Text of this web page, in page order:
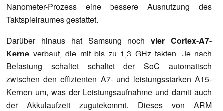
Nanometer-Prozess eine bessere Ausnutzung des
Taktspielraumes gestattet.
Darüber hinaus hat Samsung nochvier Cortex-A7-
Kerne verbaut, die mit bis zu 1,3 GHz takten. Je nach
Belastung schaltet schaltet der SoC automatisch
zwischen den effizienten A7- und leistungsstarken A15-
Kernen um, was der Leistungsaufnahme und damit auch
der Akkulaufzeit zugutekommt. Dieses von ARM